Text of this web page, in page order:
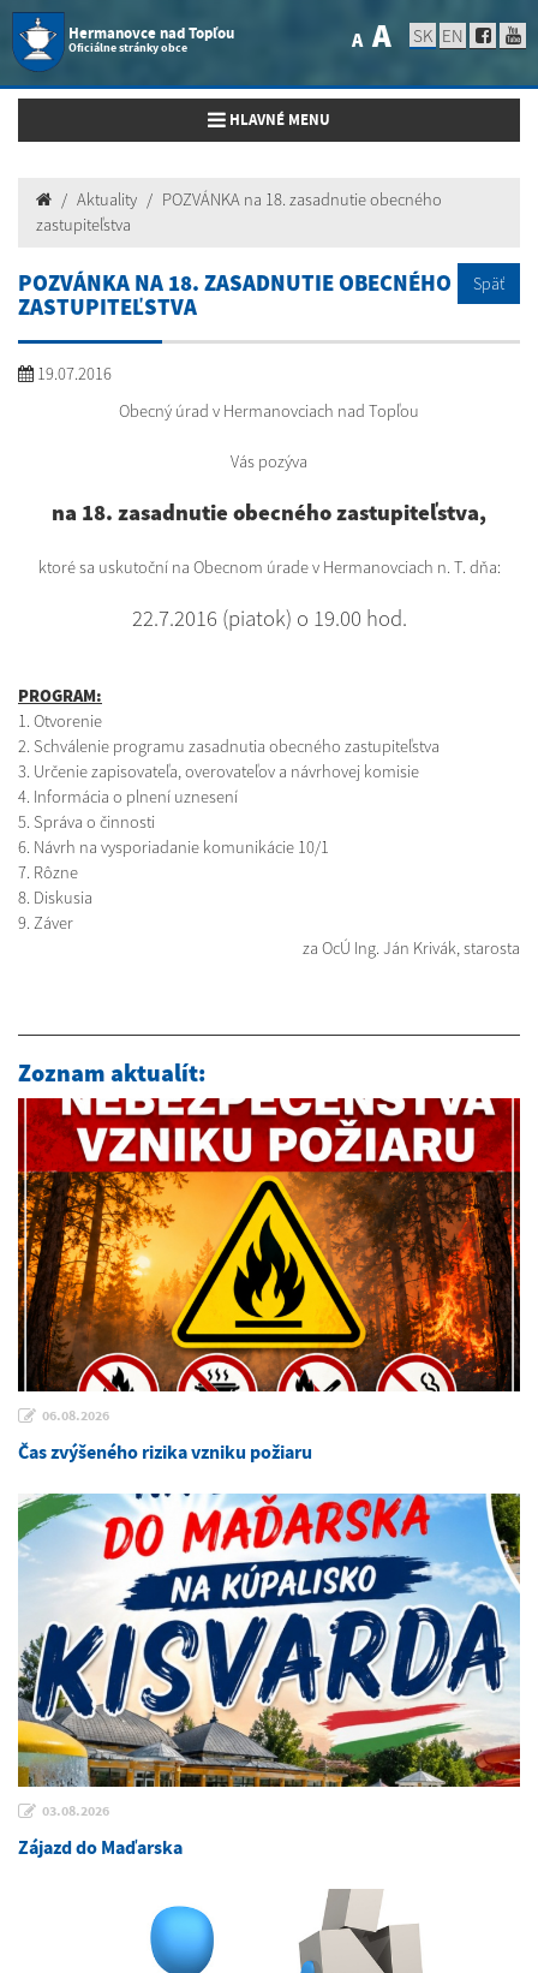
Hermanovce nad Topľou
Oficiálne stránky obce A A SK EN
Toggle navigation
HLAVNÉ MENU
Aktuality
POZVÁNKA na 18. zasadnutie obecného
zastupiteľstva
POZVÁNKA NA 18. ZASADNUTIE OBECNÉHO
ZASTUPITEĽSTVA
Späť
19.07.2016
Obecný úrad v Hermanovciach nad Topľou
Vás pozýva
na 18. zasadnutie obecného zastupiteľstva,
ktoré sa uskutoční na Obecnom úrade v Hermanovciach n. T. dňa:
22.7.2016 (piatok) o 19.00 hod.
PROGRAM:
1. Otvorenie
2. Schválenie programu zasadnutia obecného zastupiteľstva
3. Určenie zapisovateľa, overovateľov a návrhovej komisie
4. Informácia o plnení uznesení
5. Správa o činnosti
6. Návrh na vysporiadanie komunikácie 10/1
7. Rôzne
8. Diskusia
9. Záver
za OcÚ Ing. Ján Krivák, starosta
Zoznam aktualít:
06.08.2026
Čas zvýšeného rizika vzniku požiaru
03.08.2026
Zájazd do Maďarska